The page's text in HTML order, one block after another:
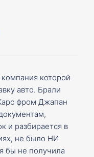
которой
авто. Брали
фром Джапан
и разбирается в
не было НИ
бы не получила